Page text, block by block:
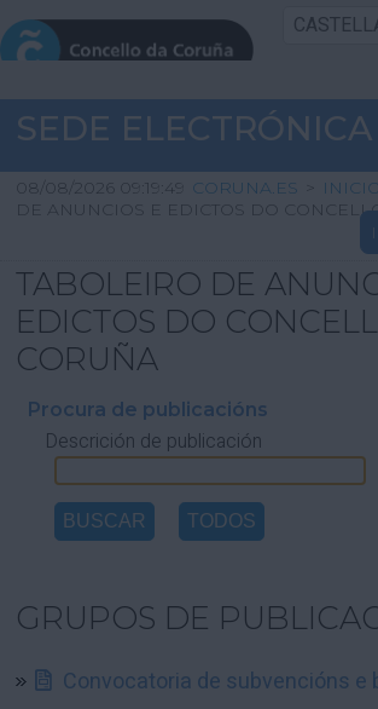
INICIO SEDE
INICIO
INFORMACIÓN
CARTAFOL CIDADÁN
AXUDA
SEDE ELECTRÓNICA
08/08/2026 09:19:49 CORUNA.ES >
DE ANUNCIOS E EDICTOS DO
TABOLEIRO DE
EDICTOS DO
CORUÑA
Procura de publicacións
Descrición de publicación
GRUPOS DE
Convocatoria de subvencións e